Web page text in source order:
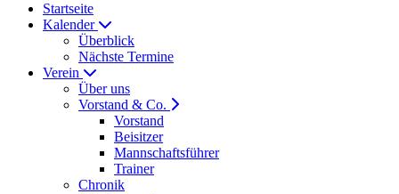
Startseite
Kalender
Überblick
Nächste Termine
Verein
Über uns
Vorstand & Co.
Vorstand
Beisitzer
Mannschaftsführer
Trainer
Chronik